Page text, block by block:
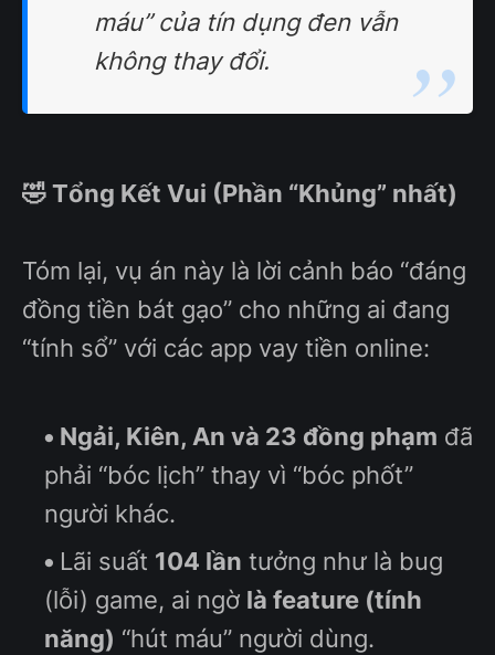
máu” của tín dụng đen vẫn
không thay đổi.
🤣 Tổng Kết Vui (Phần “Khủng” nhất)
Tóm lại, vụ án này là lời cảnh báo “đáng
đồng tiền bát gạo” cho những ai đang
“tính sổ” với các app vay tiền online:
Ngải, Kiên, An và 23 đồng phạm đã
phải “bóc lịch” thay vì “bóc phốt”
người khác.
Lãi suất 104 lần tưởng như là bug
(lỗi) game, ai ngờ là feature (tính
năng) “hút máu” người dùng.